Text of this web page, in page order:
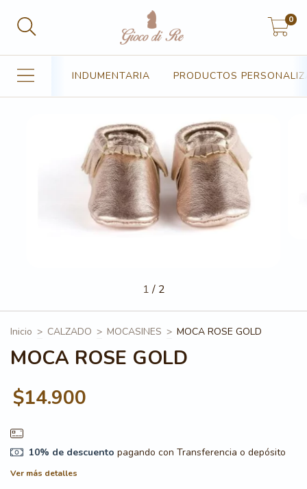
0
INDUMENTARIA PRODUCTOS
1/ 2
Inicio > CALZADO > MOCASINES > MOCA ROSE GOLD
MOCA ROSE GOLD
$14.900
10% de descuento pagando con Transferencia o depósito
Ver más detalles